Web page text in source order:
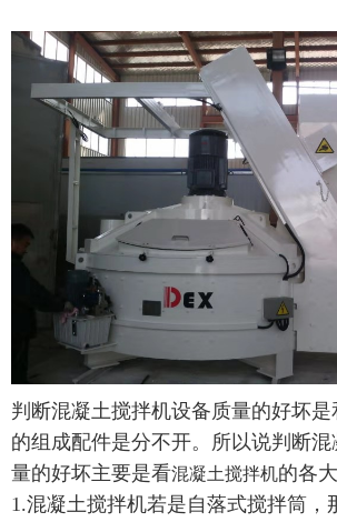
判断混凝土搅拌机设备质量的好坏
的组成配件是分不开。所以说判断
量的好坏主要是看混凝土搅拌机的各
1.混凝土搅拌机若是自落式搅拌筒，